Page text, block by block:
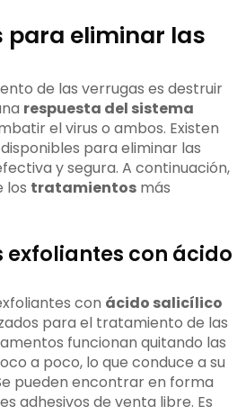
eliminar las
de las verrugas es destruir
respuesta del sistema
el virus o ambos. Existen
disponibles para eliminar las
y segura. A continuación,
los tratamientos más
exfoliantes con ácido
con ácido salicílico
para el tratamiento de las
funcionan quitando las
a poco, lo que conduce a su
pueden encontrar en forma
adhesivos de venta libre. Es